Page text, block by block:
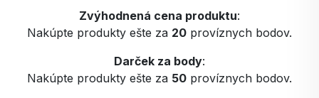
Zvýhodnená cena produktu:
Nakúpte produkty ešte za 20 províznych bodov.
Darček za body:
Nakúpte produkty ešte za 50 províznych bodov.